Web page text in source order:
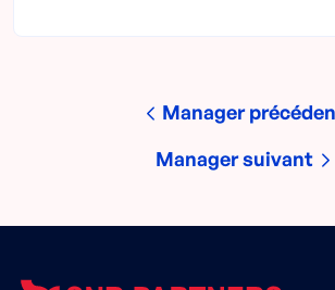
Manager
Manager suivant